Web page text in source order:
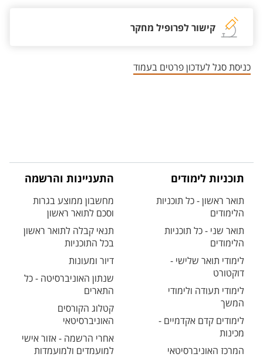
קישור לפרופיל מחקר
כניסת סגל לעדכון פרטים בעמוד
תוכניות לימודים
תואר ראשון - כל תוכניות
הלימודים
תואר שני - כל תוכניות
הלימודים
לימודי תואר שלישי -
דוקטורט
לימודי תעודה ולימודי
המשך
לימודים קדם אקדמיים -
מכינות
המרכז האוניברסיטאי
התעניינות והרשמה
מחשבון ממוצע בגרות
וסכם לתואר ראשון
תנאי קבלה לתואר ראשון
בכל התוכניות
דיור ומעונות
שנתון האוניברסיטה - כל
התארים
קטלוג הקורסים
האוניברסיטאי
אחרי הרשמה - אזור אישי
למועמדים ולמועמדות